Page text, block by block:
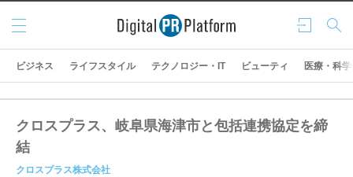
ログ
イン
検索
メニ
ュー
ビジネス ライフスタイル テクノロジー・IT ビューティ 医療・科学
クロスプラス、岐阜県海津市と包括連携協定を締
結
クロスプラス株式会社